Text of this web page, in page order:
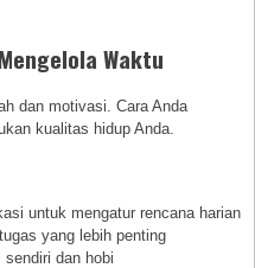
Waktu
dan motivasi. Cara Anda
kualitas hidup Anda.
untuk mengatur rencana harian
yang lebih penting
dan hobi